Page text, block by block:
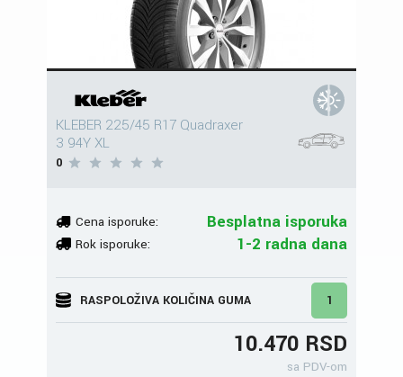
KLEBER 225/45 R17 Quadraxer
3 94Y XL
0
Cena isporuke: Besplatna isporuka
Rok isporuke: 1-2 radna dana
RASPOLOŽIVA KOLIČINA GUMA 1
10.470 RSD
sa PDV-om